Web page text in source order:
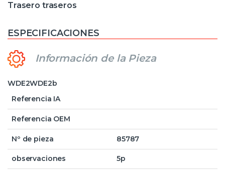
Trasero traseros
ESPECIFICACIONES
Información de la Pieza
WDE2WDE2b
Referencia IA
Referencia OEM
Nº de pieza 85787
observaciones 5p